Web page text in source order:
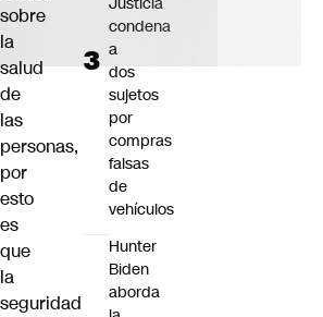
sobre
la
salud
de
las
personas,
por
esto
es
que
la
seguridad
condena
a
dos
sujetos
por
compras
falsas
de
vehículos
Hunter
Biden
aborda